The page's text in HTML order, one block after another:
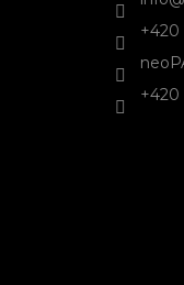
+420
+420